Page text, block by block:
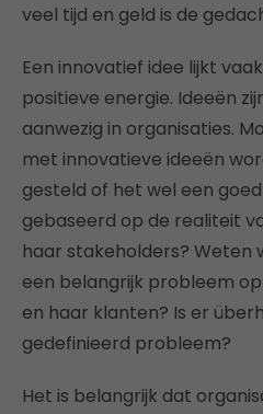
veel tijd en geld is de
Een innovatief idee lijkt
positieve energie. Ideeën
aanwezig in organisaties.
met innovatieve ideeën
gesteld of het wel een goed
gebaseerd op de realiteit
haar stakeholders? Weten
een belangrijk probleem
en haar klanten? Is er
gedefinieerd probleem?
Het is belangrijk dat